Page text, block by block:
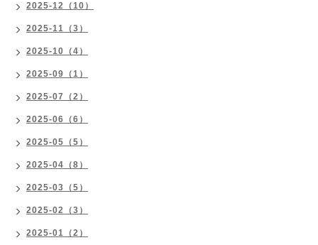
2025-12（10）
2025-11（3）
2025-10（4）
2025-09（1）
2025-07（2）
2025-06（6）
2025-05（5）
2025-04（8）
2025-03（5）
2025-02（3）
2025-01（2）